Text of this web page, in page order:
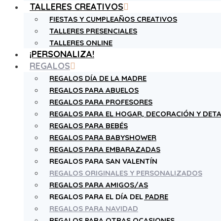
TALLERES CREATIVOS
FIESTAS Y CUMPLEAÑOS CREATIVOS
TALLERES PRESENCIALES
TALLERES ONLINE
¡PERSONALIZA!
REGALOS
REGALOS DÍA DE LA MADRE
REGALOS PARA ABUELOS
REGALOS PARA PROFESORES
REGALOS PARA EL HOGAR, DECORACIÓN Y
REGALOS PARA BEBÉS
REGALOS PARA BABYSHOWER
REGALOS PARA EMBARAZADAS
REGALOS PARA SAN VALENTÍN
REGALOS ORIGINALES Y PERSONALIZADOS
REGALOS PARA AMIGOS/AS
REGALOS PARA EL DÍA DEL PADRE
REGALOS PARA NAVIDAD